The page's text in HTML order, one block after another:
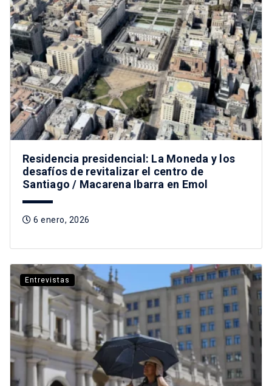
Residencia presidencial: La Moneda y los
desafíos de revitalizar el centro de
Santiago / Macarena Ibarra en Emol
6 enero, 2026
Entrevistas